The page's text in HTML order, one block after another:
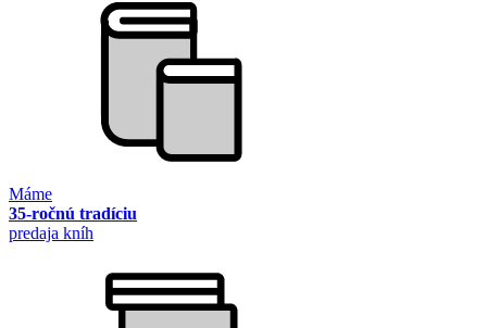
Máme
35-ročnú tradíciu
predaja kníh